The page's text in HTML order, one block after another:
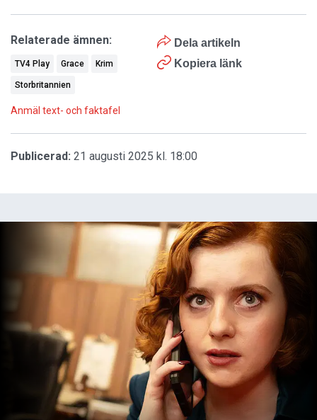
Dela artikeln
Kopiera länk
Relaterade ämnen:
TV4 Play Grace Krim
Storbritannien
Anmäl text- och faktafel
Publicerad: 21 augusti 2025 kl. 18:00